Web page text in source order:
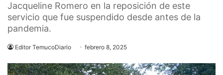
Jacqueline Romero en la reposición de este
servicio que fue suspendido desde antes de la
pandemia.
Editor TemucoDiario febrero 8, 2025